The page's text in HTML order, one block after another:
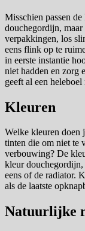
Misschien passen
douchegordijn,
verpakkingen, los
eens flink op te
in eerste instantie
niet hadden en zorg
geeft al een heleboel
Kleuren
Welke kleuren doen
tinten die om niet te
verbouwing? De
kleur
eens of de radiator.
als de laatste
Natuurlijke